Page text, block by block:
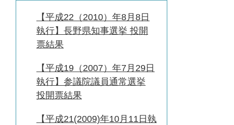
【平成22（2010）年8月8日
執行】長野県知事選挙 投開
票結果
【平成19（2007）年7月29日
執行】参議院議員通常選挙
投開票結果
【平成21(2009)年10月11日執